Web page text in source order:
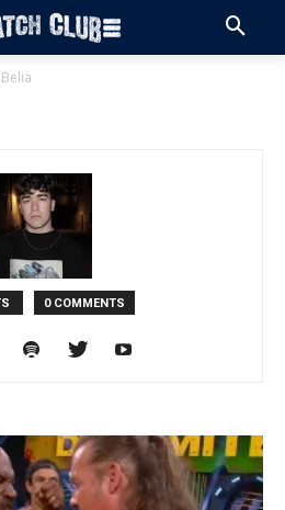
0 COMMENTS